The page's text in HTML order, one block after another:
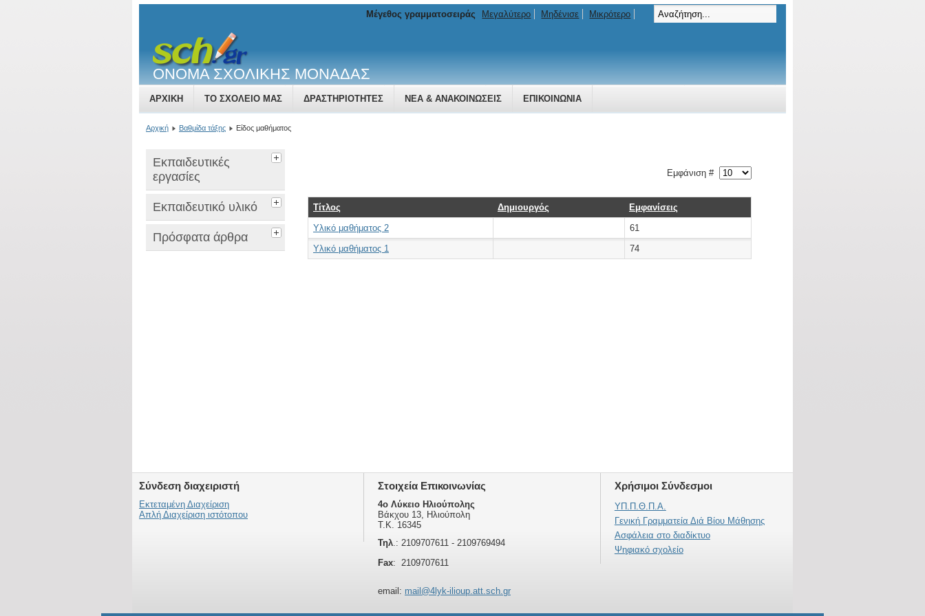
ΟΝΟΜΑ ΣΧΟΛΙΚΗΣ ΜΟΝΑΔΑΣ
ΑΡΧΙΚΉ ΤΟ ΣΧΟΛΕΊΟ ΜΑΣ ΔΡΑΣΤΗΡΙΌΤΗΤΕΣ ΝΈΑ & ΑΝΑΚΟΙΝΏΣΕΙΣ ΕΠΙΚΟΙΝΩΝΊΑ
Μέγεθος γραμματοσειράς Μεγαλύτερο Μηδένισε Μικρότερο
Αρχική Βαθμίδα τάξης Είδος μαθήματος
Εκπαιδευτικές
εργασίες
Εκπαιδευτικό υλικό
Πρόσφατα άρθρα
Εμφάνιση #
Τίτλος Δημιουργός
Εμφανίσεις
Υλικό μαθήματος 2
61
Υλικό μαθήματος 1
74
Σύνδεση διαχειριστή
Εκτεταμένη Διαχείριση
Απλή Διαχείριση ιστότοπου
Στοιχεία Επικοινωνίας
4ο Λύκειο Ηλιούπολης
Βάκχου 13, Ηλιούπολη
Τ.Κ. 16345
Τηλ.: 2109707611 - 2109769494
Fax: 2109707611
email: mail@4lyk-ilioup.att.sch.gr
Χρήσιμοι Σύνδεσμοι
ΥΠ.Π.Θ.Π.Α.
Γενική Γραμματεία Διά Βίου Μάθησης
Ασφάλεια στο διαδίκτυο
Ψηφιακό σχολείο